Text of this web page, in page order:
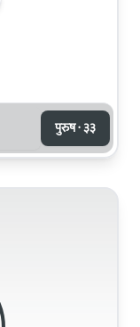
पुरुष · ३३